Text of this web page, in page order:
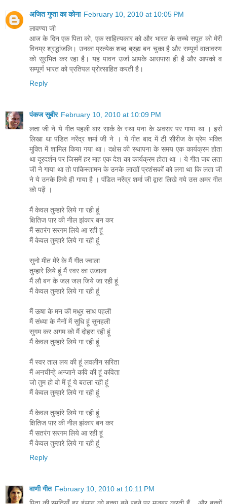
अजित गुप्ता का कोना February 10, 2010 at 10:05 PM
लावण्‍या जी
आज के दिन एक पिता को, एक साहित्‍यकार को और भारत के सच्‍चे सपूत को मेरी
विनम्र श्रद्धांजलि। उनका प्रत्‍येक शब्‍द ब्रह्म बन चुका है और सम्‍पूर्ण वातावरण
को सुरभित कर रहा है। यह पावन उर्जा आपके आसपास ही है और आपको व
सम्‍पूर्ण भारत को प्रतिपल प्रोत्‍साहित करती है।
Reply
पंकज सुबीर February 10, 2010 at 10:09 PM
लता जी ने ये गीत पहली बार सार्क के स्था पना के अवसर पर गाया था । इसे
लिखा था पंडित नरेंद्र शर्मा जी ने । ये गीत बाद में टी सीरीज के प्रेम भक्ति
मुक्ति में शामिल किया गया था। दक्षेस की स्थापना के समय एक कार्यक्रम होता
था दूरदर्शन पर जिसमें हर माह एक देश का कार्यक्रम होता था । ये गीत जब लता
जी ने गाया था तो पाकिस्तामन के उनके लाखों प्रशंसकों को लगा था कि लता जी
ने ये उनके लिये ही गाया है । पंडित नरेंद्र शर्मा जी द्वारा लिखे गये उस अमर गीत
को पढ़ें ।
मैं केवल तुम्हारे लिये गा रही हूं
क्षितिज पार की नील झंकार बन कर
मैं सतरंग सरगम लिये आ रही हूं
मैं केवल तुम्हारे लिये गा रही हूं
सुनो मीत मेरे के मैं गीत ज्वाला
तुम्हारे लिये हूं मैं स्वर का उजाला
मैं लौ बन के जल जल जिये जा रही हूं
मैं केवल तुम्हारे लिये गा रही हूं
मैं ऊषा के मन की मधुर साध पहली
मैं संध्या के नैनों में सुधि हूं सुनहली
सुगम कर अगम को मैं दोहरा रही हूं
मैं केवल तुम्हारे लिये गा रही हूं
मैं स्वर ताल लय की हूं लवलीन सरिता
मैं अनचीन्हे् अन्जाने कवि की हूं कविता
जो तुम हो वो मैं हूं ये बतला रही हूं
मैं केवल तुम्हारे लिये गा रही हूं
मैं केवल तुम्हांरे लिये गा रही हूं
क्षितिज पार की नील झंकार बन कर
मैं सतरंग सरगम लिये आ रही हूं
मैं केवल तुम्हारे लिये गा रही हूं
Reply
वाणी गीत February 10, 2010 at 10:11 PM